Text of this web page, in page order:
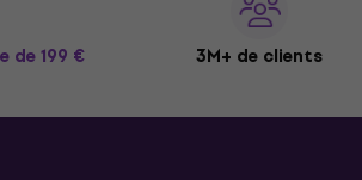
de 199 € 3M+ de clients